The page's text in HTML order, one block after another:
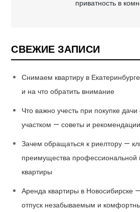
приватность в
СВЕЖИЕ ЗАПИСИ
Снимаем квартиру в
и на что обратить внимание
Что важно учесть при покупке
участком — советы и рекомендации
Зачем обращаться к риелтору —
преимущества
квартиры
Аренда квартиры в Новосибирске
отпуск незабываемым и